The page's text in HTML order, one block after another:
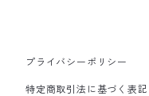
PANTS
プライバシーポリシー
特定商取引法に基づく表記